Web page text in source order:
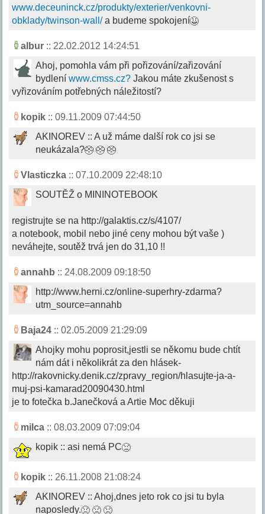
www.deceuninck.cz/produkty/exterier/venkovni-
obklady/twinson-wall/a budeme spokojení
albur :: 22.02.2012 14:24:51
Ahoj, pomohla vám při pořizování/zařizování
bydleníwww.cmss.cz? Jakou máte zkušenost s
vyřizováním potřebných náležitostí?
kopik :: 09.11.2009 07:44:50
AKINOREV :: A už máme další rok co jsi se
neukázala?
Vlasticzka :: 07.10.2009 22:48:10
SOUTĚŽ o MININOTEBOOK
registrujte se na http://galaktis.cz/s/4107/
a notebook, mobil nebo jiné ceny mohou být vaše )
neváhejte, soutěž trvá jen do 31,10 !!
annahb :: 24.08.2009 09:18:50
http://www.herni.cz/online-superhry-zdarma?
utm_source=annahb
Baja24 :: 02.05.2009 21:29:09
Ahojky mohu poprosit,jestli se někomu bude chtít
nám dát i několikrát za den hlásek-
http://rakovnicky.denik.cz/zpravy_region/hlasujte-ja-a-
muj-psi-kamarad20090430.html
je to fotečka b.Janečková a Artie Moc děkuji
milca :: 08.03.2009 07:09:04
kopik :: asi nemá PC
kopik :: 26.11.2008 21:08:24
AKINOREV :: Ahoj,dnes jeto rok co jsi tu byla
naposledy.